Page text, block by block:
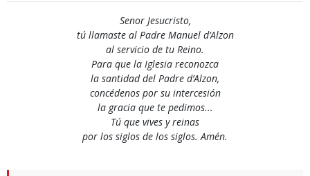
Senor Jesucristo,
tú llamaste al Padre Manuel d’Alzon
al servicio de tu Reino.
Para que la Iglesia reconozca
la santidad del Padre d’Alzon,
concédenos por su intercesión
la gracia que te pedimos...
Tú que vives y reinas
por los siglos de los siglos. Amén.